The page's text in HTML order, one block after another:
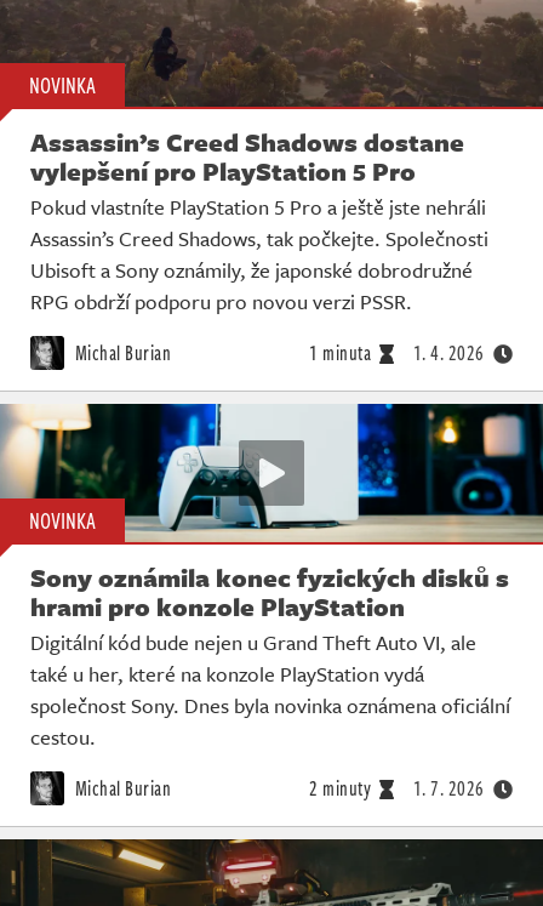
NOVINKA
Assassin’s Creed Shadows dostane
vylepšení pro PlayStation 5 Pro
Pokud vlastníte PlayStation 5 Pro a ještě jste nehráli
Assassin’s Creed Shadows, tak počkejte. Společnosti
Ubisoft a Sony oznámily, že japonské dobrodružné
RPG obdrží podporu pro novou verzi PSSR.
Michal Burian 1 minuta 1. 4. 2026
NOVINKA
Sony oznámila konec fyzických disků s
hrami pro konzole PlayStation
Digitální kód bude nejen u Grand Theft Auto VI, ale
také u her, které na konzole PlayStation vydá
společnost Sony. Dnes byla novinka oznámena oficiální
cestou.
Michal Burian 2 minuty 1. 7. 2026